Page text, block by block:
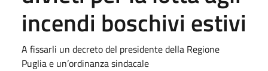
incendi boschivi estivi
A fissarli un decreto del presidente della Regione
Puglia e un’ordinanza sindacale